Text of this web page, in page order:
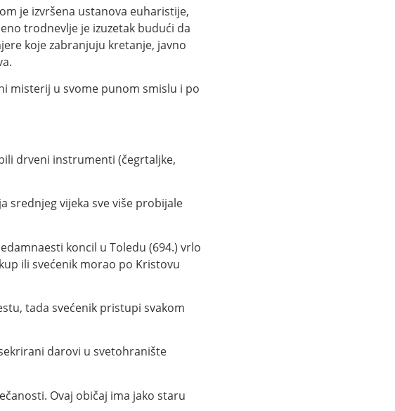
je izvršena ustanova euharistije,
trodnevlje je izuzetak budući da
koje zabranjuju kretanje, javno
misterij u svome punom smislu i po
drveni instrumenti (čegrtaljke,
srednjeg vijeka sve više probijale
koncil u Toledu (694.) vrlo
ili svećenik morao po Kristovu
tada svećenik pristupi svakom
darovi u svetohranište
Ovaj običaj ima jako staru